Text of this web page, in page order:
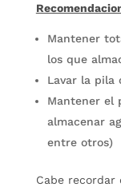
Mantener
los que
Lavar la pila
Mantener el
almacenar
entre otros)
Cabe recordar